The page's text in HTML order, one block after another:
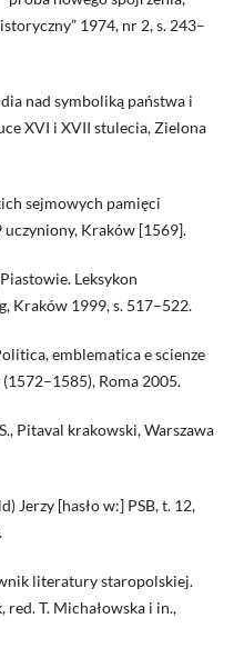
1974, nr 2, s. 243–
nad symboliką państwa i
XVI i XVII stulecia, Zielona
sejmowych pamięci
Kraków [1569].
Leksykon
Kraków 1999, s. 517–522.
emblematica e scienze
Roma 2005.
Pitaval krakowski, Warszawa
Jerzy [hasło w:] PSB, t. 12,
literatury staropolskiej.
T. Michałowska i in.,